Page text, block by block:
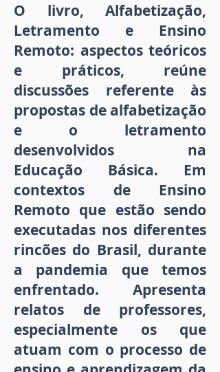
O livro, Alfabetização,
Letramento e Ensino
Remoto: aspectos teóricos
e práticos, reúne
discussões referente às
propostas de alfabetização
e o letramento
desenvolvidos na
Educação Básica. Em
contextos de Ensino
Remoto que estão sendo
executadas nos diferentes
rincões do Brasil, durante
a pandemia que temos
enfrentado. Apresenta
relatos de professores,
especialmente os que
atuam com o processo de